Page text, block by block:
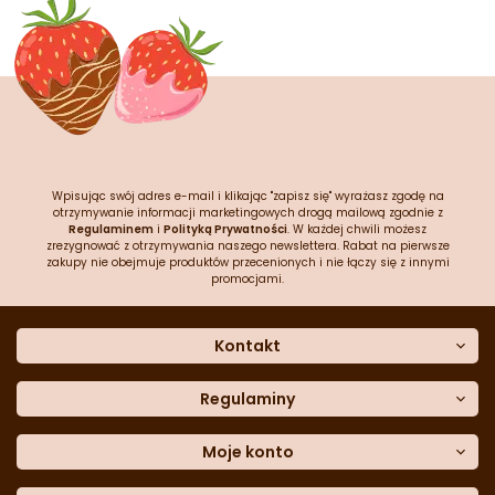
Wpisując swój adres e-mail i klikając "zapisz się" wyrażasz zgodę na
otrzymywanie informacji marketingowych drogą mailową zgodnie z
Regulaminem i Polityką Prywatności. W każdej chwili możesz
zrezygnować z otrzymywania naszego newslettera. Rabat na pierwsze
zakupy nie obejmuje produktów przecenionych i nie łączy się z innymi
promocjami.
Kontakt
Dane kontaktowe
Często zadawane pytania
Sklep stacjonarny
Formularz kontaktowy
Regulaminy
Polityka prywatności
Polityka cookies
Moje konto